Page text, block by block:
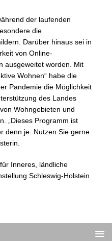
der laufenden
die
Darüber hinaus sei in
von Online-
ausgeweitet worden. Mit
Wohnen“ habe die
Pandemie die Möglichkeit
des Landes
Wohngebieten und
„Dieses Programm ist
denn je. Nutzen Sie gerne
Inneres, ländliche
Schleswig-Holstein